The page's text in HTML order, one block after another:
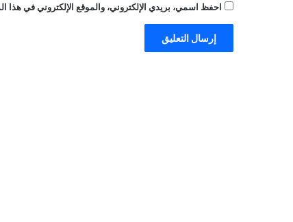
احفظ اسمي، بريدي الإلكتروني، والموقع الإلكتروني في هذا